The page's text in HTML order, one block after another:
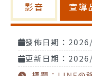
影音 宣導
發佈日期：
更新日期：